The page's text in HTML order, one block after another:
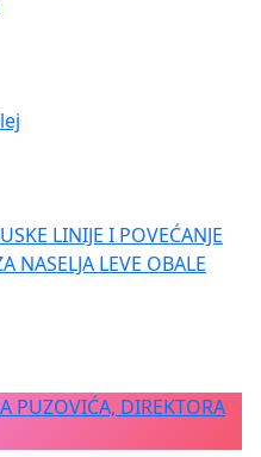
LINIJE I POVEĆANJE
NASELJA LEVE OBALE
PUZOVIĆA, DIREKTORA